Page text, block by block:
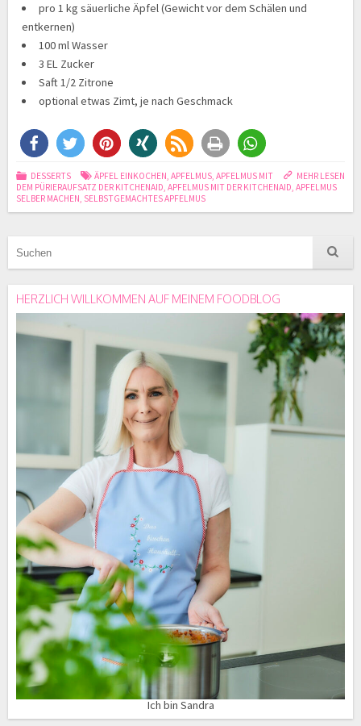
pro 1 kg säuerliche Äpfel (Gewicht vor dem Schälen und
entkernen)
100 ml Wasser
3 EL Zucker
Saft 1/2 Zitrone
optional etwas Zimt, je nach Geschmack
MEHR LESEN
DESSERTS ÄPFEL EINKOCHEN,APFELMUS,APFELMUS MIT
DEM PÜRIERAUFSATZ DER KITCHENAID, APFELMUS MIT DER KITCHENAID, APFELMUS
SELBER MACHEN, SELBSTGEMACHTES APFELMUS
HERZLICH WILLKOMMEN AUF MEINEM FOODBLOG
Ich bin Sandra